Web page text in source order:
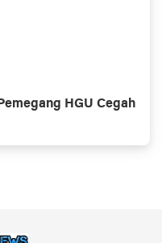
HGU Cegah